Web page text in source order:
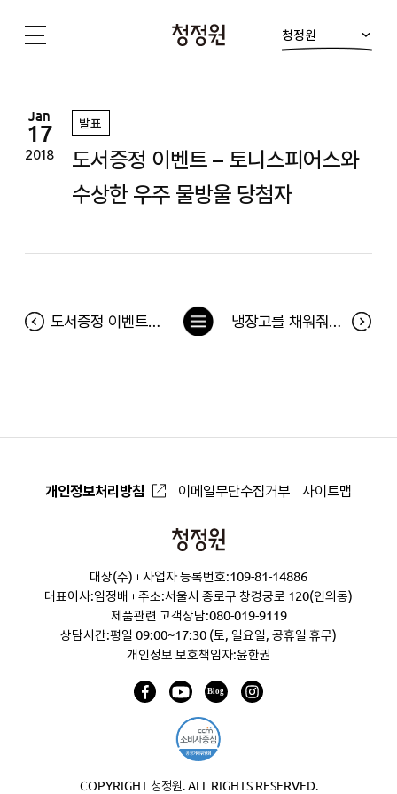
청정원
Jan
17
2018
발표
도서증정 이벤트 – 토니스피어스와
수상한 우주 물방울 당첨자
도서증정 이벤트 - 미니멀라이프 시간과 돈 사용법 당첨자 냉장고를 채워줘 52차 당첨자(1월 8일~14일)
목
개인정보처리방침 이메일무단수집거부 사이트맵
청
원
대상(주)
사업자 등록번호:109-81-14886
대표이사:임정배
주소:서울시 종로구 창경궁로 120(인의동)
제품관련 고객상담:080-019-9119
상담시간:평일 09:00~17:30 (토, 일요일, 공휴일 휴무)
개인정보 보호책임자:윤한권
COPYRIGHT 청정원. ALL RIGHTS RESERVED.